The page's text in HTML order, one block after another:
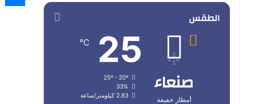
الطقس
صنعاء
أمطار خفيفة
25
℃
33%
2.83 كيلومتر/ساعة